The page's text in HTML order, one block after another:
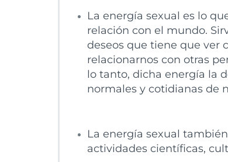
La energía sexual es lo
relación con el mundo.
deseos que tiene que ver
relacionarnos con otras
lo tanto, dicha energía la
normales y cotidianas de
La energía sexual
actividades científicas,